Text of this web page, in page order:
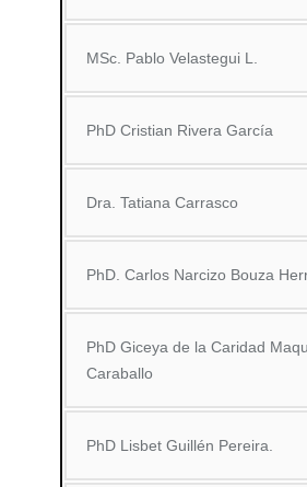
MSc. Pablo Velastegui L.
PhD Cristian Rivera García
Dra. Tatiana Carrasco
PhD. Carlos Narcizo Bouza
PhD Giceya de la Caridad
Caraballo
PhD Lisbet Guillén Pereira.